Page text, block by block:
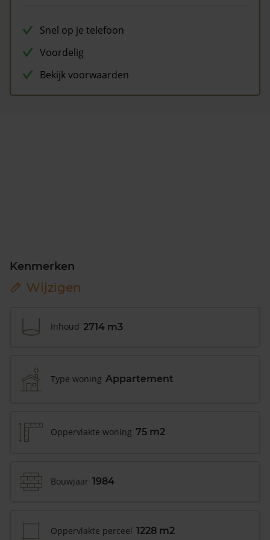
Snel op je telefoon
Voordelig
Bekijk voorwaarden
Kenmerken
Wijzigen
Inhoud 2714 m3
Type woning Appartement
Oppervlakte woning 75 m2
Bouwjaar 1984
Oppervlakte perceel 1228 m2